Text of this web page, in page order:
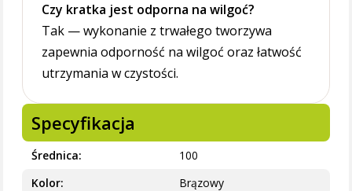
Czy kratka jest odporna na wilgoć?
Tak — wykonanie z trwałego tworzywa
zapewnia odporność na wilgoć oraz łatwość
utrzymania w czystości.
Specyfikacja
Średnica
100
Kolor
Brązowy